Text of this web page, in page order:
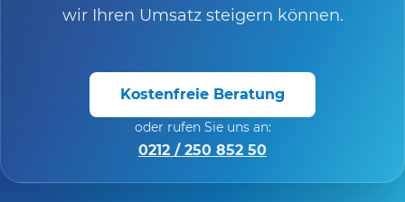
wir Ihren Umsatz steigern können.
Kostenfreie Beratung
oder rufen Sie uns an:
0212 / 250 852 50